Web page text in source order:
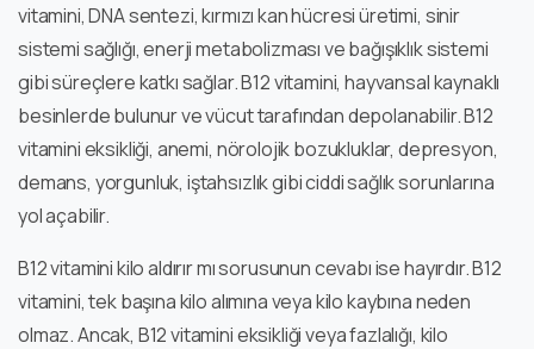
vitamini, DNA sentezi, kırmızı kan hücresi üretimi, sinir
sistemi sağlığı, enerji metabolizması ve bağışıklık sistemi
gibi süreçlere katkı sağlar. B12 vitamini, hayvansal kaynaklı
besinlerde bulunur ve vücut tarafından depolanabilir. B12
vitamini eksikliği, anemi, nörolojik bozukluklar, depresyon,
demans, yorgunluk, iştahsızlık gibi ciddi sağlık sorunlarına
yol açabilir.
B12 vitamini kilo aldırır mı sorusunun cevabı ise hayırdır. B12
vitamini, tek başına kilo alımına veya kilo kaybına neden
olmaz. Ancak, B12 vitamini eksikliği veya fazlalığı, kilo